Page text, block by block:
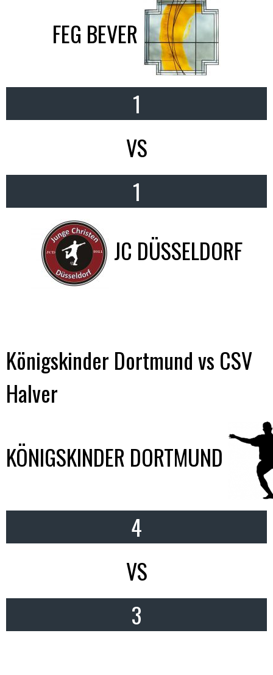
FEG BEVER
1
VS
1
JC DÜSSELDORF
Königskinder Dortmund vs CSV
Halver
KÖNIGSKINDER DORTMUND
4
VS
3